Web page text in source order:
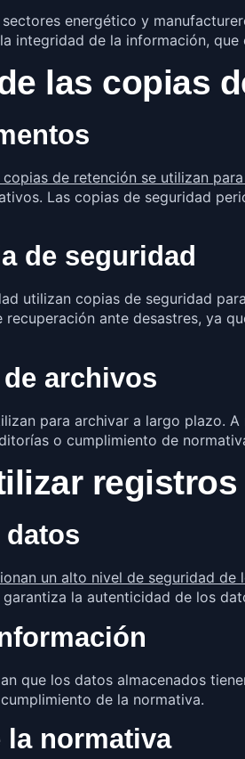
energético y
integridad de la información,
las copias
copias de retención se utilizan
Las copias de seguridad
de seguridad
utilizan copias de seguridad
ante desastres, ya
archivos
para archivar a largo plazo.
o cumplimiento de
un alto nivel de seguridad de
la autenticidad de los
que los datos almacenados
de la normativa.
normativa